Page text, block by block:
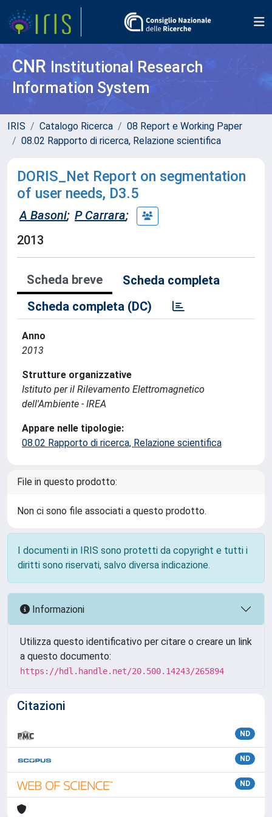
CNR Institutional Research
Information System
IRIS Catalogo Ricerca
08 Report e Working Paper
08.02 Rapporto di ricerca, Relazione scientifica
DORIS_Net Report on segmentation
of user needs, D3.5
A Basoni; P Carrara;
2013
Scheda breve
Scheda completa
Scheda completa (DC)
Anno
2013
Strutture organizzative
Istituto per il Rilevamento Elettromagnetico
dell'Ambiente - IREA
Appare nelle tipologie:
08.02 Rapporto di ricerca, Relazione scientifica
File in questo prodotto:
Non ci sono file associati a questo prodotto.
I documenti in IRIS sono protetti da copyright e tutti i
diritti sono riservati, salvo diversa indicazione.
Informazioni
Utilizza questo identificativo per citare o creare un link
a questo documento:
https://hdl.handle.net/20.500.14243/265894
Citazioni
ND
ND
ND